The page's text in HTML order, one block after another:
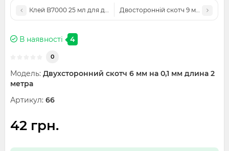
Клей B7000 25 мл для дому і ремонту електроніки
Двосторонній скотч 9 мм на 0,1
В наявності 4
0
Модель: Двухсторонний скотч 6 мм на 0,1 мм длина 2
метра
Артикул: 66
42 грн.